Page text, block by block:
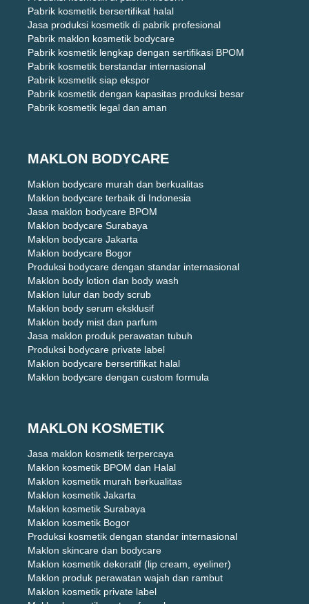
Pabrik kosmetik bersertifikat halal
Jasa produksi kosmetik di pabrik profesional
Pabrik maklon kosmetik bodycare
Pabrik kosmetik lengkap dengan sertifikasi BPOM
Pabrik kosmetik berstandar internasional
Pabrik kosmetik siap ekspor
Pabrik kosmetik dengan kapasitas produksi besar
Pabrik kosmetik legal dan aman
MAKLON BODYCARE
Maklon bodycare murah dan berkualitas
Maklon bodycare terbaik di Indonesia
Jasa maklon bodycare BPOM
Maklon bodycare Surabaya
Maklon bodycare Jakarta
Maklon bodycare Bogor
Produksi bodycare dengan standar internasional
Maklon body lotion dan body wash
Maklon lulur dan body scrub
Maklon body serum eksklusif
Maklon body mist dan parfum
Jasa maklon produk perawatan tubuh
Produksi bodycare private label
Maklon bodycare bersertifikat halal
Maklon bodycare dengan custom formula
MAKLON KOSMETIK
Jasa maklon kosmetik terpercaya
Maklon kosmetik BPOM dan Halal
Maklon kosmetik murah berkualitas
Maklon kosmetik Jakarta
Maklon kosmetik Surabaya
Maklon kosmetik Bogor
Produksi kosmetik dengan standar internasional
Maklon skincare dan bodycare
Maklon kosmetik dekoratif (lip cream, eyeliner)
Maklon produk perawatan wajah dan rambut
Maklon kosmetik private label